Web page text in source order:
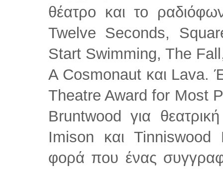
θέατρο και το
Twelve Seconds,
Start Swimming, The
A Cosmonaut και Lava.
Theatre Award for Most
Bruntwood για
Imison και
φορά που ένας